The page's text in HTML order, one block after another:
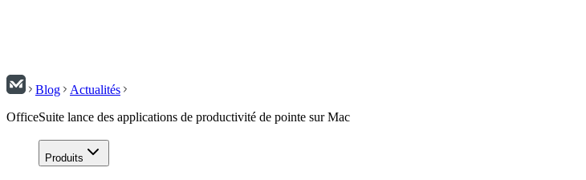
Blog
Actualités
OfficeSuite lance des applications de productivité de pointe sur Mac
Produits